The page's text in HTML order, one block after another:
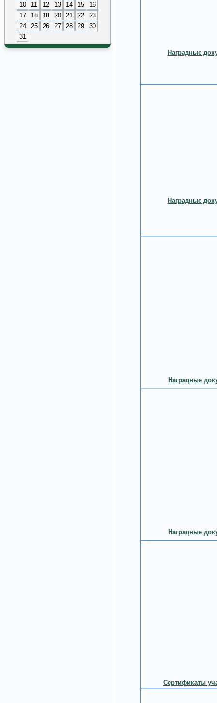
10
11 12 13 14 15
16
17
18 19 20 21 22
23
24
25 26 27 28 29
30
31
Наградные
Наградные
Наградные
Наградные
Сертификаты